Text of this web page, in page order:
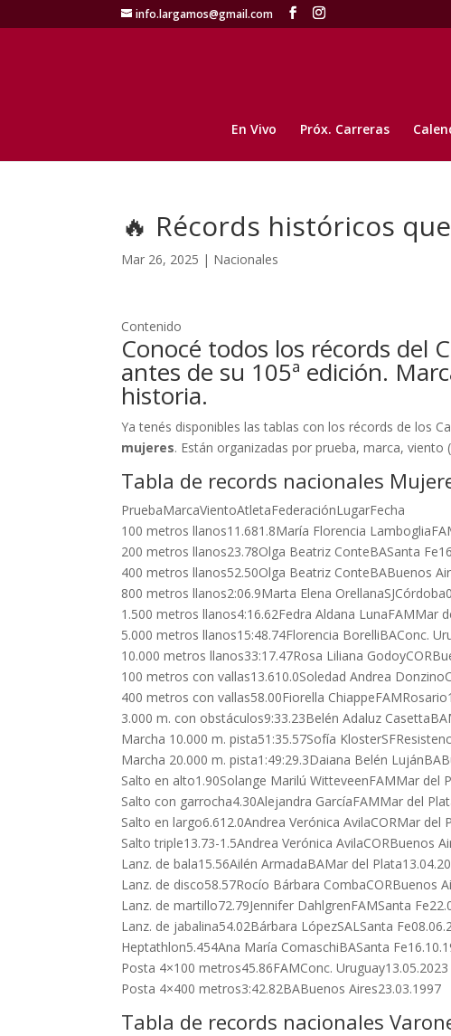
info.largamos@gmail.com
En Vivo Próx. Carreras
🔥 Récords históricos
Mar 26, 2025 | Nacionales
Contenido
Conocé todos los récords del
antes de su 105ª edición.
historia.
Ya tenés disponibles las tablas con los récords de los
mujeres. Están organizadas por prueba, marca,
Tabla de records nacionales
PruebaMarcaVientoAtletaFederaciónLugarFecha
100 metros llanos11.681.8María Florencia
200 metros llanos23.78Olga Beatriz ConteBASanta
400 metros llanos52.50Olga Beatriz ConteBABuenos
800 metros llanos2:06.9Marta Elena
1.500 metros llanos4:16.62Fedra Aldana LunaFAMMar
5.000 metros llanos15:48.74Florencia BorelliBAConc.
10.000 metros llanos33:17.47Rosa Liliana
100 metros con vallas13.610.0Soledad Andrea
400 metros con vallas58.00Fiorella
3.000 m. con obstáculos9:33.23Belén Adaluz
Marcha 10.000 m. pista51:35.57Sofía
Marcha 20.000 m. pista1:49:29.3Daiana Belén
Salto en alto1.90Solange Marilú WitteveenFAMMar del
Salto con garrocha4.30Alejandra GarcíaFAMMar del
Salto en largo6.612.0Andrea Verónica AvilaCORMar del
Salto triple13.73-1.5Andrea Verónica AvilaCORBuenos
Lanz. de bala15.56Ailén ArmadaBAMar del
Lanz. de disco58.57Rocío Bárbara CombaCORBuenos
Lanz. de martillo72.79Jennifer DahlgrenFAMSanta
Lanz. de jabalina54.02Bárbara LópezSALSanta
Heptathlon5.454Ana María ComaschiBASanta
Posta 4×100 metros45.86FAMConc. Uruguay13.05.2023
Posta 4×400 metros3:42.82BABuenos Aires23.03.1997
Tabla de records nacionales